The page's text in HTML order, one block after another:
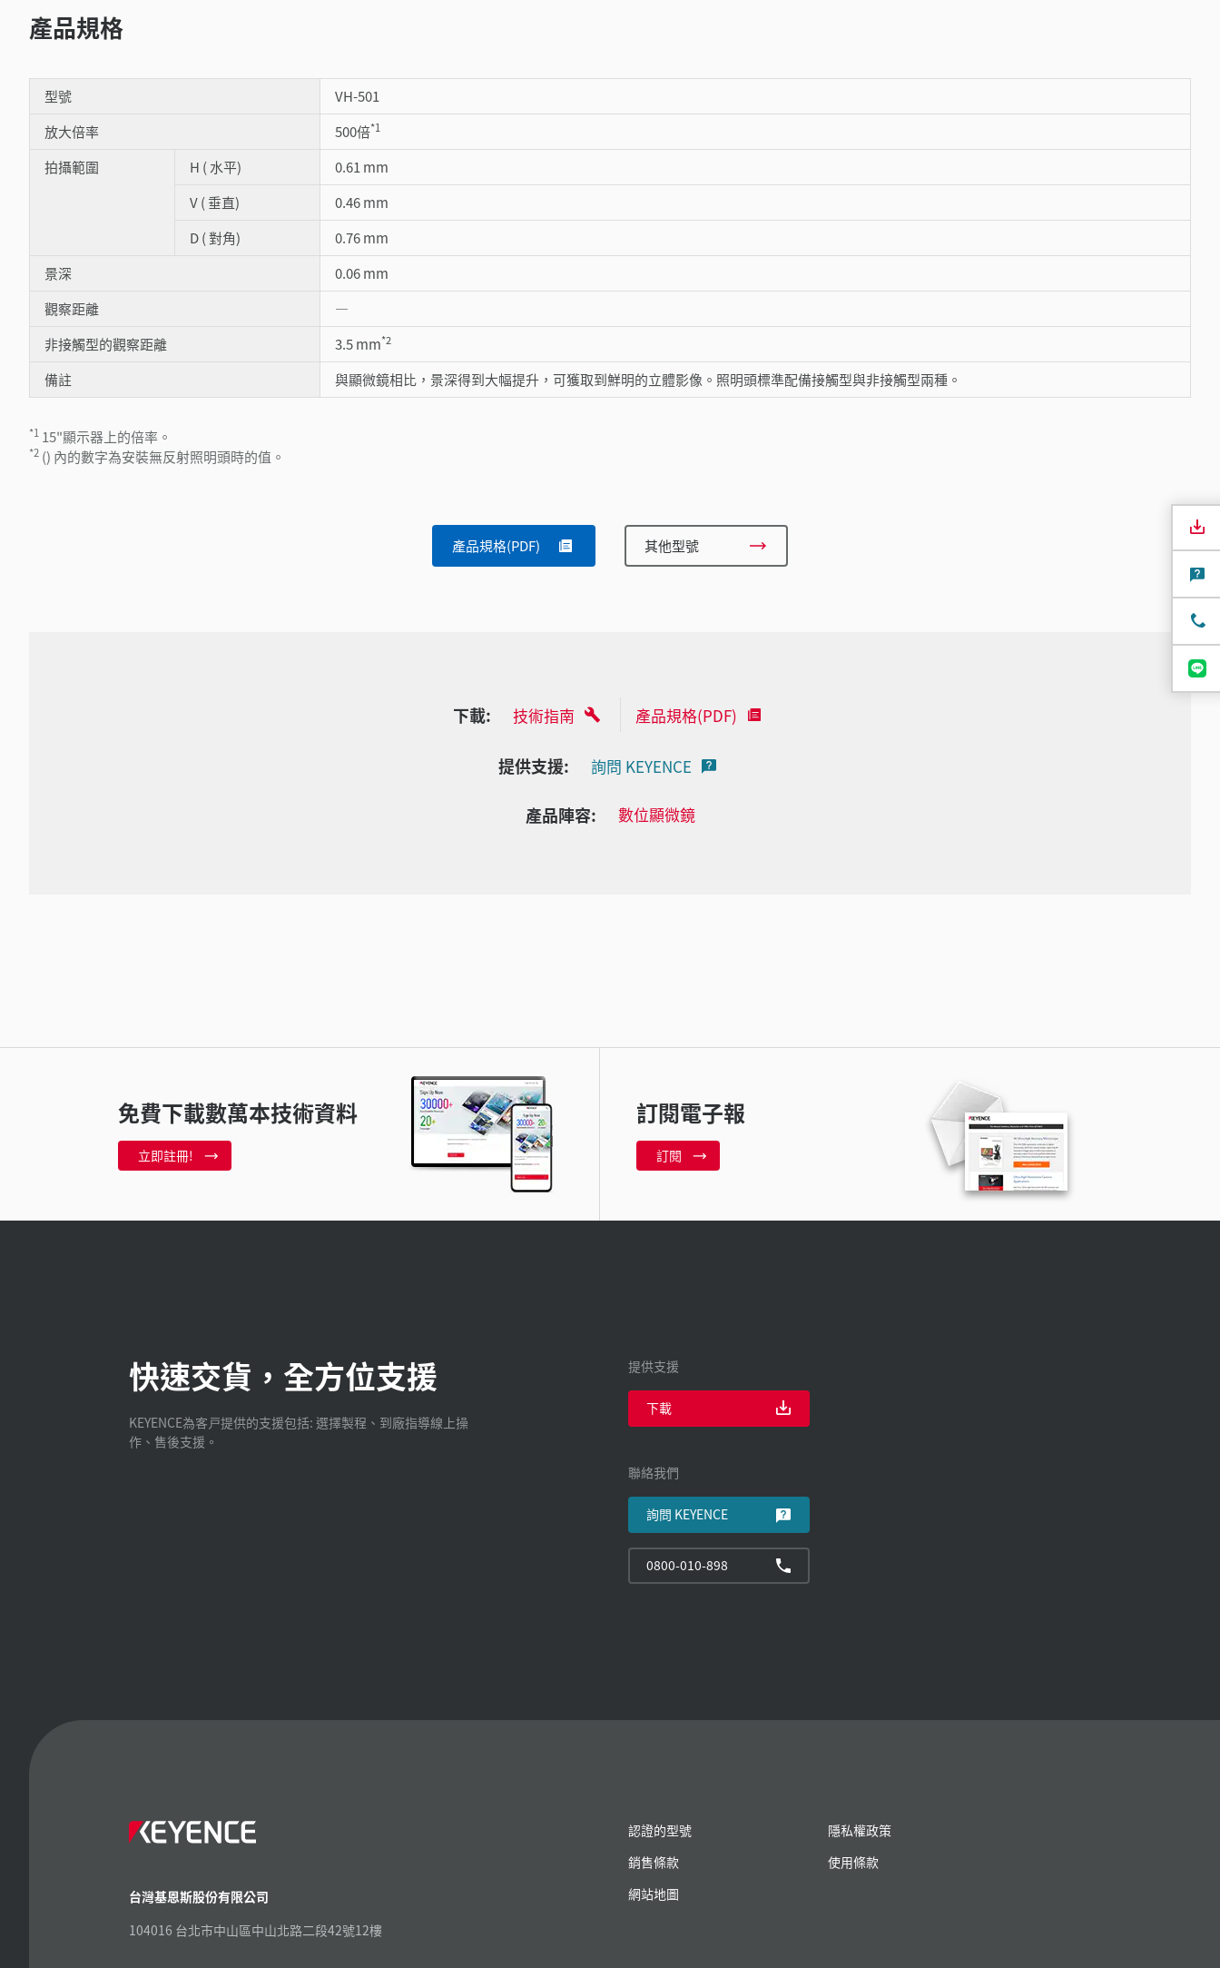
產品規格
型號
VH-501
放大倍率
500倍*1
拍攝範圍 H ( 水平)
0.61 mm
V ( 垂直)
0.46 mm
D ( 對角)
0.76 mm
景深
0.06 mm
觀察距離
―
非接觸型的觀察距離
3.5 mm*2
備註 與顯微鏡相比，景深得到大幅提升，可獲取到鮮明的立體影像。照明頭標準配備接觸型與非接觸型兩種。
*1 15"顯示器上的倍率。
*2 () 內的數字為安裝無反射照明頭時的值。
產品規格(PDF) 其他型號
下載: 技術指南 產品規格(PDF)
提供支援: 詢問 KEYENCE
產品陣容: 數位顯微鏡
免費下載數萬本技術資料
立即註冊!
訂閱電子報
訂閱
快速交貨，全方位支援
KEYENCE為客戸提供的支援包括: 選擇製程、到廠指導線上操
作、售後支援。
提供支援
下載
聯絡我們
詢問 KEYENCE
0800-010-898
台灣基恩斯股份有限公司
104016 台北市中山區中山北路二段42號12樓
認證的型號
隱私權政策
銷售條款
使用條款
網站地圖